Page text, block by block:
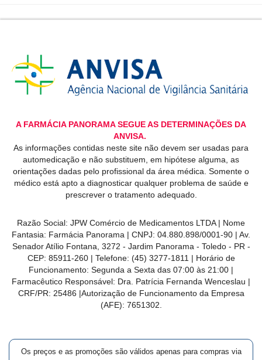
A FARMÁCIA PANORAMA SEGUE AS DETERMINAÇÕES DA
ANVISA.
As informações contidas neste site não devem ser usadas para
automedicação e não substituem, em hipótese alguma, as
orientações dadas pelo profissional da área médica. Somente o
médico está apto a diagnosticar qualquer problema de saúde e
prescrever o tratamento adequado.
Razão Social: JPW Comércio de Medicamentos LTDA | Nome
Fantasia: Farmácia Panorama | CNPJ: 04.880.898/0001-90 | Av.
Senador Atílio Fontana, 3272 - Jardim Panorama - Toledo - PR -
CEP: 85911-260 | Telefone: (45) 3277-1811 | Horário de
Funcionamento: Segunda a Sexta das 07:00 às 21:00 |
Farmacêutico Responsável: Dra. Patrícia Fernanda Wenceslau |
CRF/PR: 25486 |Autorização de Funcionamento da Empresa
(AFE): 7651302.
Os preços e as promoções são válidos apenas para compras via